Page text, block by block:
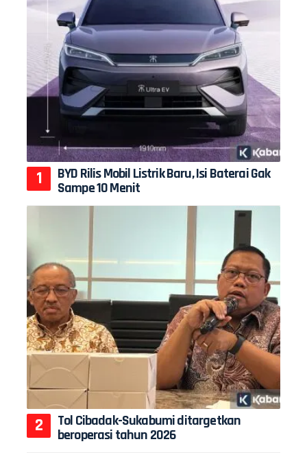
BYD Rilis Mobil Listrik Baru, Isi Baterai Gak
Sampe 10 Menit
Tol Cibadak-Sukabumi ditargetkan
beroperasi tahun 2026